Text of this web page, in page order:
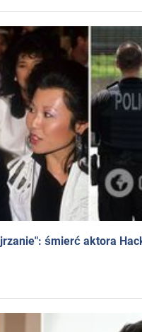
śmierć aktora